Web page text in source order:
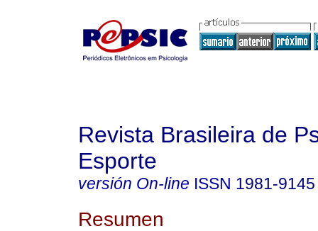
Revista Brasileira de
Esporte
versión On-line ISSN 1981-9145
Resumen